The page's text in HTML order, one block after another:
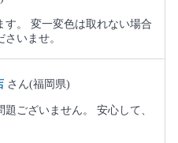
。 変一変色は取れない場合
いませ。
さん(福岡県)
ございません。 安心して、